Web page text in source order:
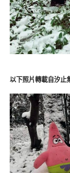
以下照片轉載自汐止